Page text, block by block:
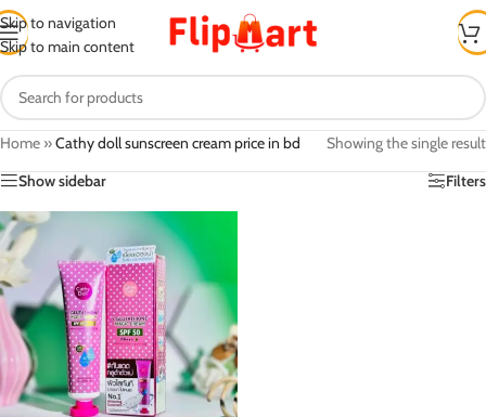
Skip to navigation
Skip to main content
Home »Cathy doll sunscreen cream price in bd
Showing the single result
Show sidebar
Filters